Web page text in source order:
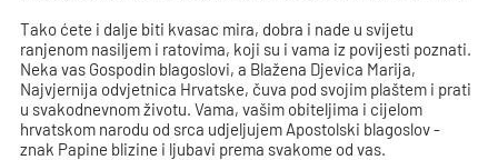
Tako ćete i dalje biti kvasac mira, dobra i nade u svijetu
ranjenom nasiljem i ratovima, koji su i vama iz povijesti poznati.
Neka vas Gospodin blagoslovi, a Blažena Djevica Marija,
Najvjernija odvjetnica Hrvatske, čuva pod svojim plaštem i prati
u svakodnevnom životu. Vama, vašim obiteljima i cijelom
hrvatskom narodu od srca udjeljujem Apostolski blagoslov -
znak Papine blizine i ljubavi prema svakome od vas.